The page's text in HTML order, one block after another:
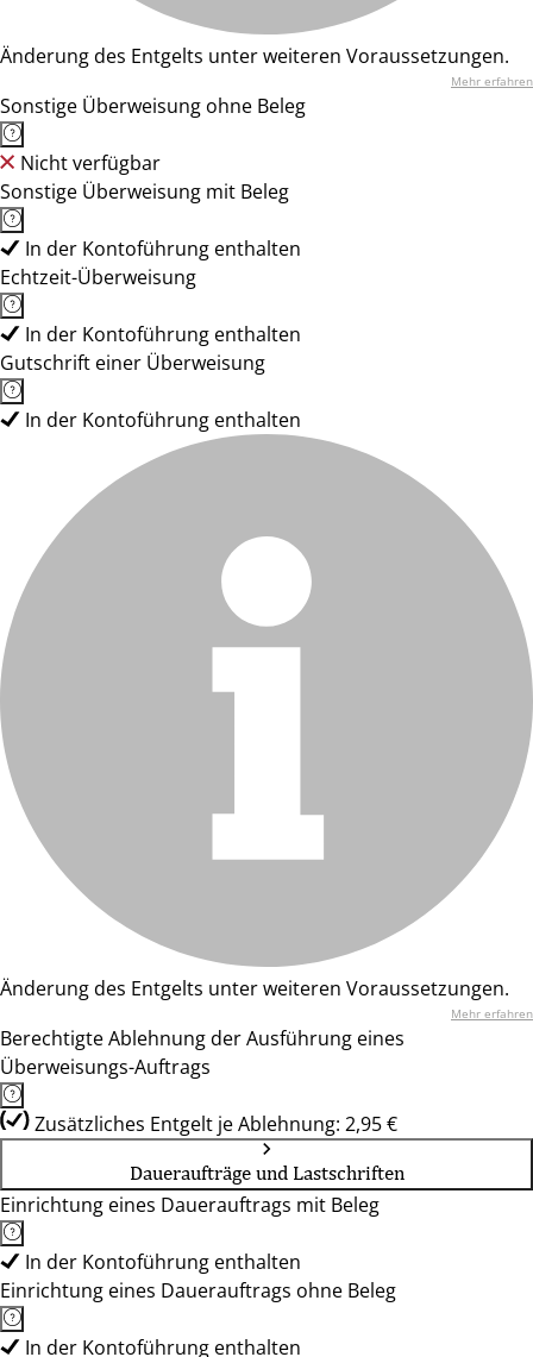
Änderung des Entgelts unter weiteren Voraussetzungen.
Mehr erfahren
Sonstige Überweisung ohne Beleg
Nicht verfügbar
Sonstige Überweisung mit Beleg
In der Kontoführung enthalten
Echtzeit-Überweisung
In der Kontoführung enthalten
Gutschrift einer Überweisung
In der Kontoführung enthalten
Änderung des Entgelts unter weiteren Voraussetzungen.
Mehr erfahren
Berechtigte Ablehnung der Ausführung eines
Überweisungs-Auftrags
Zusätzliches Entgelt je Ablehnung: 2,95 €
Daueraufträge und Lastschriften
Einrichtung eines Dauerauftrags mit Beleg
In der Kontoführung enthalten
Einrichtung eines Dauerauftrags ohne Beleg
In der Kontoführung enthalten